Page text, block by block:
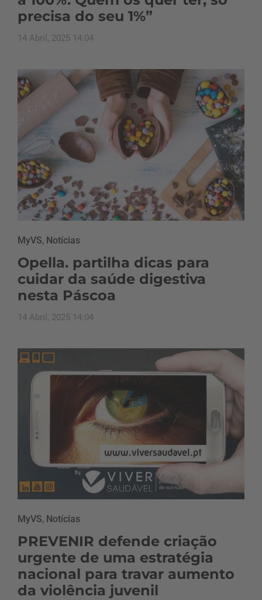
precisa do seu 1%”
14 Abril, 2025 14:04
MyVS, Notícias
Opella. partilha dicas para
cuidar da saúde digestiva
nesta Páscoa
14 Abril, 2025 14:04
MyVS, Notícias
PREVENIR defende criação
urgente de uma estratégia
nacional para travar aumento
da violência juvenil